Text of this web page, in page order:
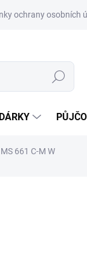
ochrany osobních
Hledat
DÁRKY
661 C-M W